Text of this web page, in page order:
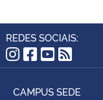
REDES SOCIAIS:
Instagram
Facebook
YouTube
RSS
CAMPUS SEDE